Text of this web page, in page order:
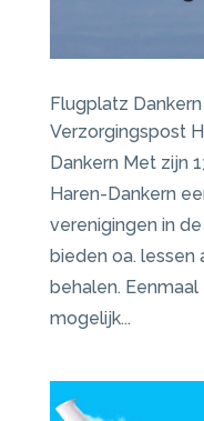
Flugplatz Dankern
Verzorgingspost
Dankern Met zijn
Haren-Dankern
verenigingen in
bieden oa.
behalen.
mogelijk...